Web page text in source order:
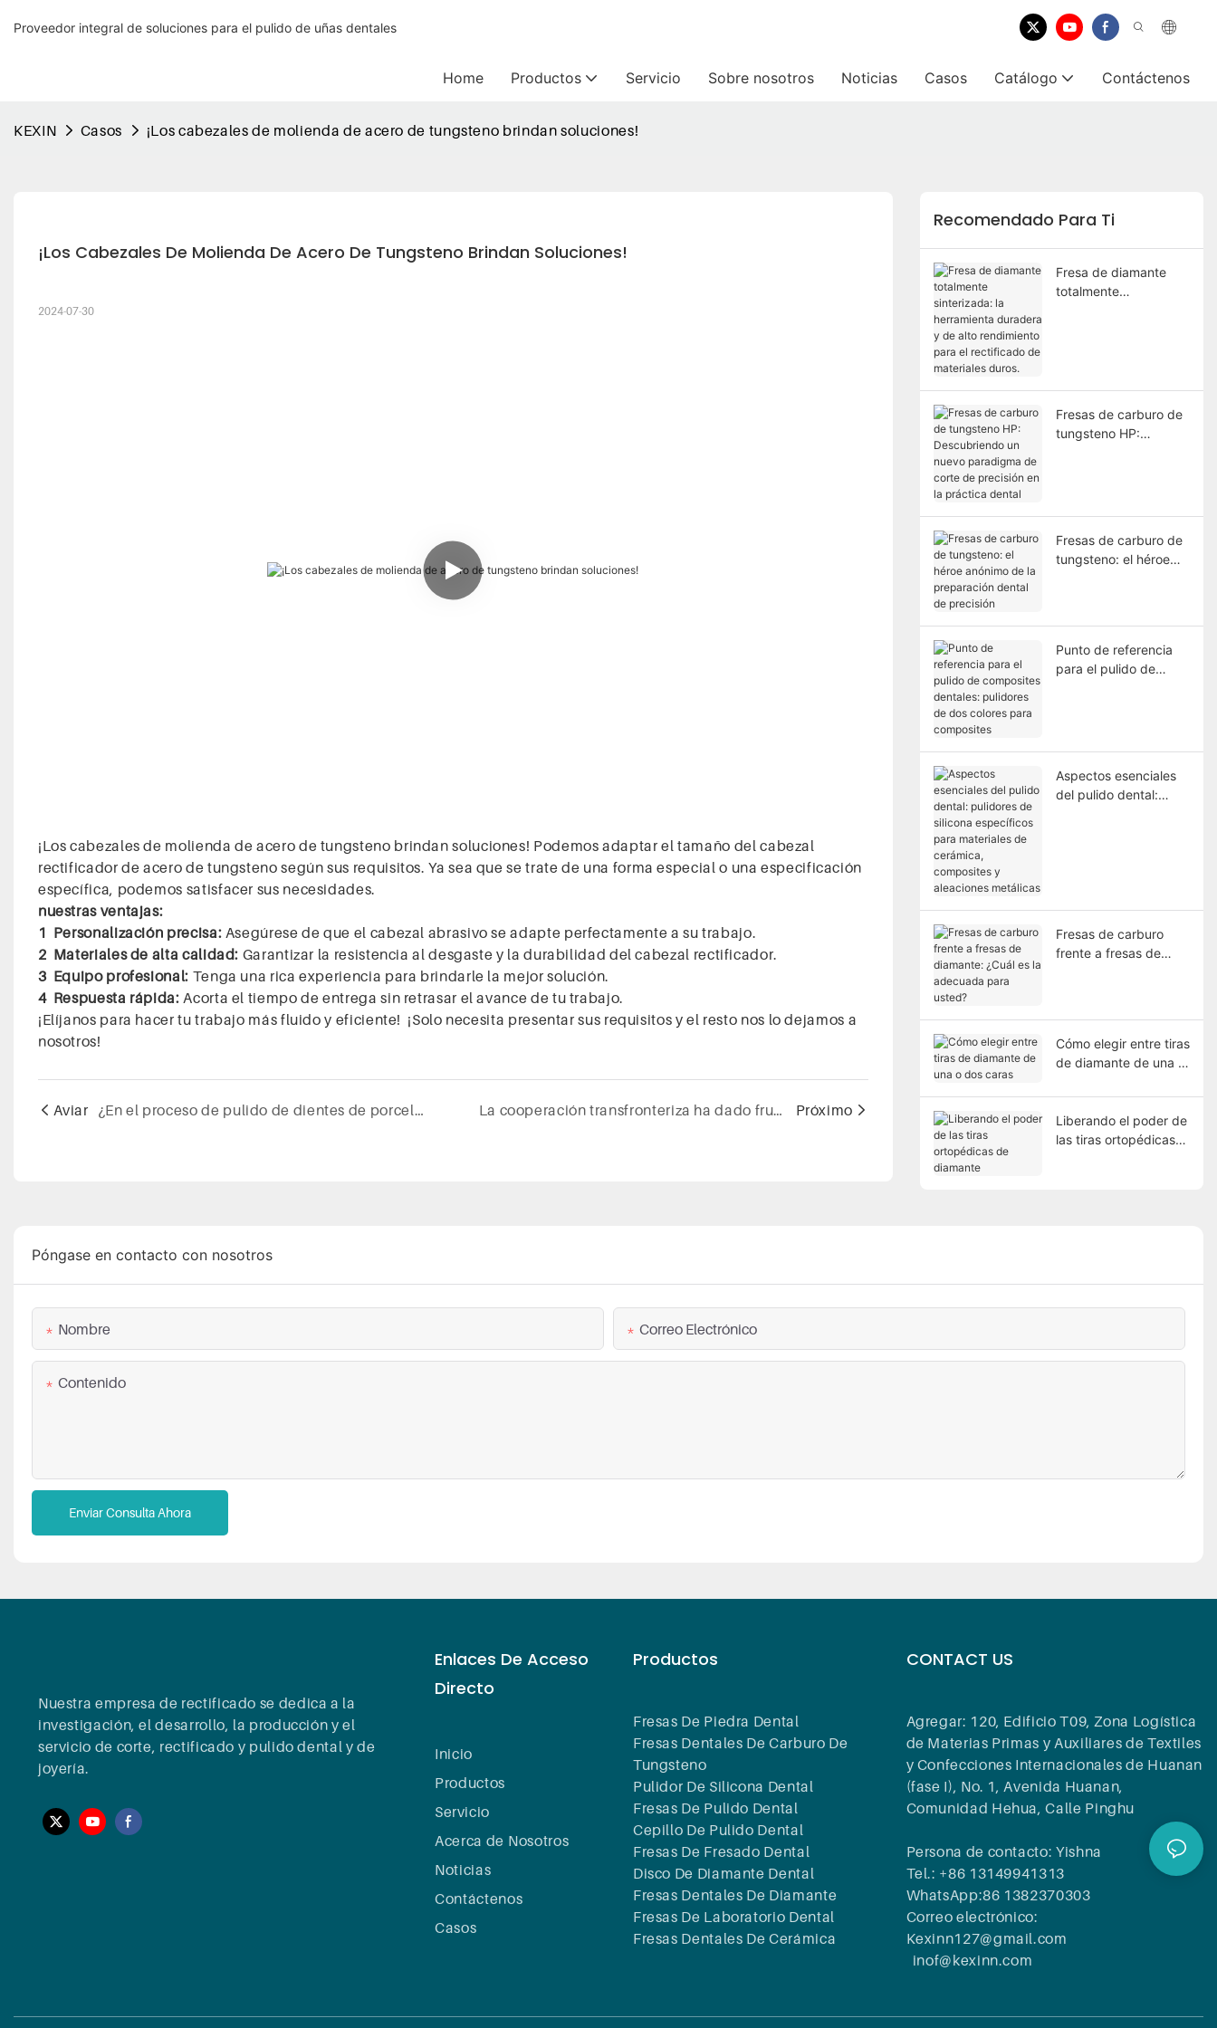
Proveedor integral de soluciones para el pulido de uñas dentales
Home Productos Servicio Sobre nosotros Noticias Casos Catálogo Contáctenos
KEXIN Casos ¡Los cabezales de molienda de acero de tungsteno brindan soluciones!
¡Los Cabezales De Molienda De Acero De Tungsteno Brindan Soluciones!
2024-07-30
¡Los cabezales de molienda de acero de tungsteno brindan soluciones! Podemos adaptar el tamaño del cabezal
rectificador de acero de tungsteno según sus requisitos. Ya sea que se trate de una forma especial o una especificación
específica, podemos satisfacer sus necesidades.
nuestras ventajas:
1 Personalización precisa: Asegúrese de que el cabezal abrasivo se adapte perfectamente a su trabajo.
2 Materiales de alta calidad: Garantizar la resistencia al desgaste y la durabilidad del cabezal rectificador.
3 Equipo profesional: Tenga una rica experiencia para brindarle la mejor solución.
4 Respuesta rápida: Acorta el tiempo de entrega sin retrasar el avance de tu trabajo.
¡Elíjanos para hacer tu trabajo más fluido y eficiente! ¡Solo necesita presentar sus requisitos y el resto nos lo dejamos a
nosotros!
Aviar ¿En el proceso de pulido de dientes de porcelana, se enfrenta a los siguientes problemas? La cooperación transfronteriza ha dado fruto, y [Kexinn] ha ganado el favor de los clientes españoles con su fuerza profesional Próximo
Recomendado Para Ti
Fresa de diamante
totalmente
Fresas de carburo de
tungsteno HP:
Fresas de carburo de
tungsteno: el héroe
Punto de referencia
para el pulido de
Aspectos esenciales
del pulido dental:
Fresas de carburo
frente a fresas de
Cómo elegir entre tiras
de diamante de una o
Liberando el poder de
las tiras ortopédicas
Póngase en contacto con nosotros
Nombre Correo Electrónico
Contenido
Enviar Consulta Ahora
Nuestra empresa de rectificado se dedica a la
investigación, el desarrollo, la producción y el
servicio de corte, rectificado y pulido dental y de
joyería.
Enlaces De Acceso
Directo
Inicio
Productos
Servicio
Acerca de Nosotros
Noticias
Contáctenos
Casos
Productos
Fresas De Piedra Dental
Fresas Dentales De Carburo De
Tungsteno
Pulidor De Silicona Dental
Fresas De Pulido Dental
Cepillo De Pulido Dental
Fresas De Fresado Dental
Disco De Diamante Dental
Fresas Dentales De Diamante
Fresas De Laboratorio Dental
Fresas Dentales De Cerámica
CONTACT US
Agregar: 120, Edificio T09, Zona Logística
de Materias Primas y Auxiliares de Textiles
y Confecciones Internacionales de Huanan
(fase I), No. 1, Avenida Huanan,
Comunidad Hehua, Calle Pinghu
Persona de contacto: Yishna
Tel.: +86 13149941313
WhatsApp:86 1382370303
Correo electrónico:
Kexinn127@gmail.com
inof@kexinn.com